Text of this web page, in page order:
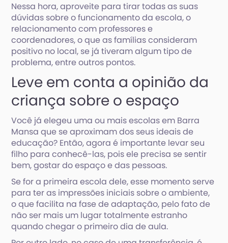
Nessa hora, aproveite para tirar todas as suas
dúvidas sobre o funcionamento da escola, o
relacionamento com professores e
coordenadores, o que as famílias consideram
positivo no local, se já tiveram algum tipo de
problema, entre outros pontos.
Leve em conta a opinião da
criança sobre o espaço
Você já elegeu uma ou mais escolas em Barra
Mansa que se aproximam dos seus ideais de
educação? Então, agora é importante levar seu
filho para conhecê-las, pois ele precisa se sentir
bem, gostar do espaço e das pessoas.
Se for a primeira escola dele, esse momento serve
para ter as impressões iniciais sobre o ambiente,
o que facilita na fase de adaptação, pelo fato de
não ser mais um lugar totalmente estranho
quando chegar o primeiro dia de aula.